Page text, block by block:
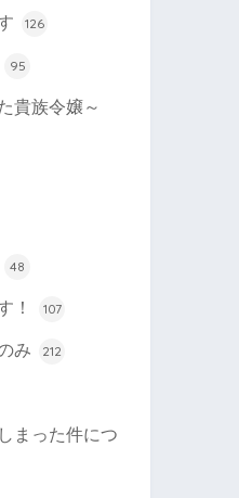
126
95
貴族令嬢～
48
！ 107
み 212
まった件につ